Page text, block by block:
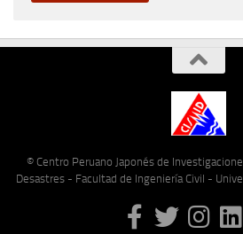
© Centro Peruano Japonés de
Desastres - Facultad de Ingeniería Civil -